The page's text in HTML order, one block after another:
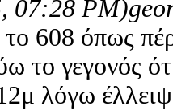
07:28 PM)
το 608 όπως
το γεγονός
λόγω